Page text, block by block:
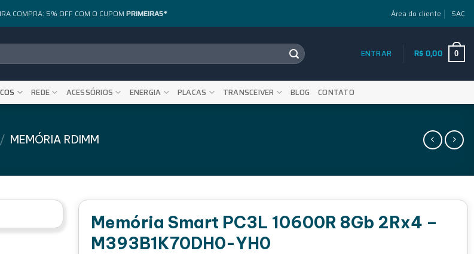
COMPRA: 5% OFF COM O CUPOM PRIMEIRA5* Área do cliente SAC
ENTRAR R$0,00 0
REDE ACESSÓRIOS ENERGIA PLACAS TRANSCEIVER BLOG CONTATO
/ MEMÓRIA RDIMM
Memória Smart PC3L 10600R 8Gb 2Rx4 –
M393B1K70DH0-YH0